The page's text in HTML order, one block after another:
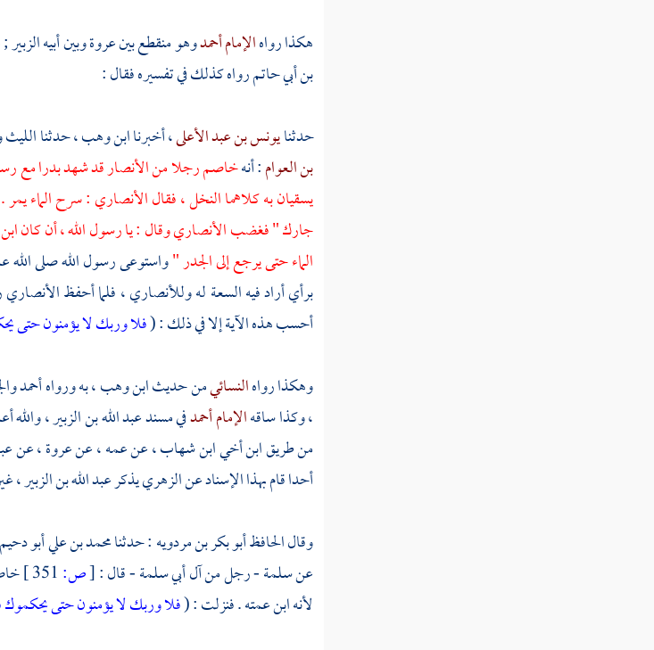
هكذا رواهالإمام أحمدوهو منقطع بينعروةوبين أبيهالزبير ;
بن أبي حاتمرواه كذلك في تفسيره فقال :
حدثنايونس بن عبد الأعلى، أخبرناابن وهب، حدثناالليث
بن العوام: أنهخاصم رجلا منالأنصارقد شهدبدرامع
يسقيان به كلاهما النخل ، فقال الأنصاري : سرح الماء يمر
جارك " فغضب الأنصاري وقال : يا رسول الله ، أن كان
الماء حتى يرجع إلى الجدر "واستوعى رسول الله صلى الله
برأي أراد فيه السعة له وللأنصاري ، فلما أحفظ
أحسب هذه الآية إلا في ذلك : (فلا وربك لا يؤمنون حتى
وهكذا رواهالنسائيمن حديثابن وهب ،به ورواهأحمد
، وكذا ساقهالإمام أحمدفي مسندعبد الله بن الزبير،
من طريق ابن أخيابن شهاب، عن عمه ، عنعروة ،عن
أحدا قام بهذا الإسناد عنالزهرييذكرعبد الله بن الزبير ،
وقالالحافظ أبو بكر بن مردويه: حدثنامحمد بن علي أبو دحيم
عنسلمة - رجل من آل أبي سلمة- قال :[ص:
لأنه ابن عمته . فنزلت : (فلا وربك لا يؤمنون حتى يحكموك